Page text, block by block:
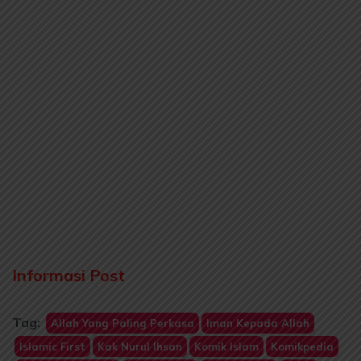
Informasi Post
Tag: Allah Yang Paling Perkasa
Iman Kepada Allah
Islamic First
Kak Nurul Ihsan Komik Islam
Komikpedia